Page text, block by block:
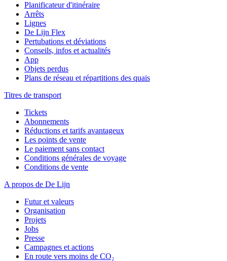
Planificateur d'itinéraire
Arrêts
Lignes
De Lijn Flex
Pertubations et déviations
Conseils, infos et actualités
App
Objets perdus
Plans de réseau et répartitions des quais
Titres de transport
Tickets
Abonnements
Réductions et tarifs avantageux
Les points de vente
Le paiement sans contact
Conditions générales de voyage
Conditions de vente
A propos de De Lijn
Futur et valeurs
Organisation
Projets
Jobs
Presse
Campagnes et actions
En route vers moins de CO₂